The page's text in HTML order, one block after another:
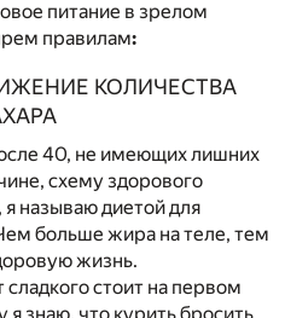
питание в зрелом
правилам:
КОЛИЧЕСТВА
40, не имеющих лишних
схему здорового
называю диетой для
больше жира на теле, тем
жизнь.
сладкого стоит на первом